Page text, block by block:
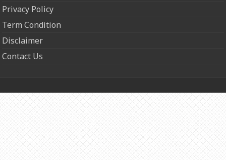
Privacy Policy
Term Condition
Disclaimer
Contact Us